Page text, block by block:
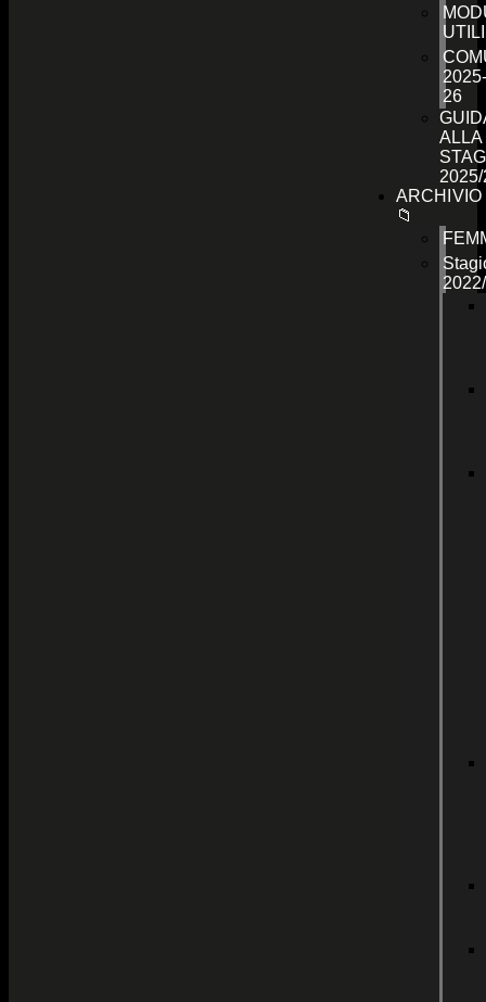
UTILI
2025-
26
ALLA
2025/
ARCHIVIO
📁